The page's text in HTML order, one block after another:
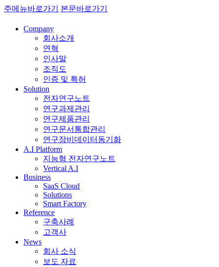
주메뉴바로가기 본문바로가기
Company
회사소개
연혁
인사말
조직도
인증 및 특허
Solution
전자연구노트
연구과제관리
연구제품관리
연구문서통합관리
연구장비데이터동기화
A.I Platform
지능형 전자연구노트
Vertical A.I
Business
SaaS Cloud
Solutions
Smart Factory
Reference
구축사례
고객사
News
회사 소식
보도 자료